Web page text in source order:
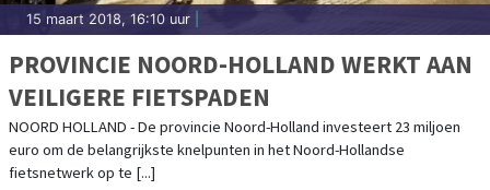
15 maart 2018, 16:10 uur
PROVINCIE NOORD-HOLLAND WERKT AAN
VEILIGERE FIETSPADEN
NOORD HOLLAND - De provincie Noord-Holland investeert 23 miljoen
euro om de belangrijkste knelpunten in het Noord-Hollandse
fietsnetwerk op te [...]